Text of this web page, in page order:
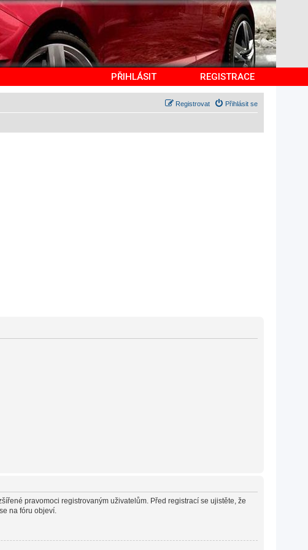
PŘIHLÁSIT REGISTRACE
Přihlásit se
Registrovat
pravomoci registrovaným uživatelům. Před registrací se ujistěte, že
na fóru objeví.